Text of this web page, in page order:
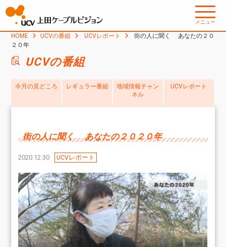
メニュー
HOME UCVの番組 UCVレポート
街の人に聞く あなたの２０
２０年
UCVの番組
今月の見どころ レギュラー番組
地域情報チャン
ネル
UCVレポート
街の人に聞く あなたの２０２０年
2020.12.30 UCVレポート